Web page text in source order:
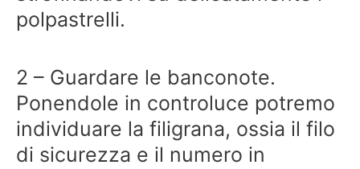
polpastrelli.
2 – Guardare le banconote.
Ponendole in controluce potremo
individuare la filigrana, ossia il filo
di sicurezza e il numero in